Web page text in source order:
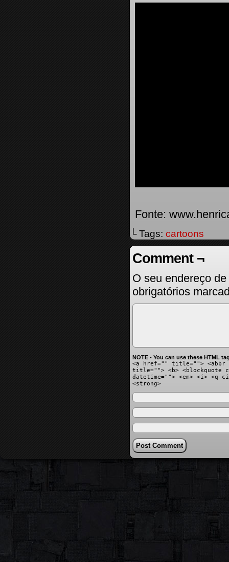
Fonte:
└ Tags: cartoons
Comment ¬
O seu endereço
obrigatórios
NOTE - You can use these HTML
<a href="" title=""> <abbr
title=""> <b> <blockquote
datetime=""> <em> <i> <q
<strong>